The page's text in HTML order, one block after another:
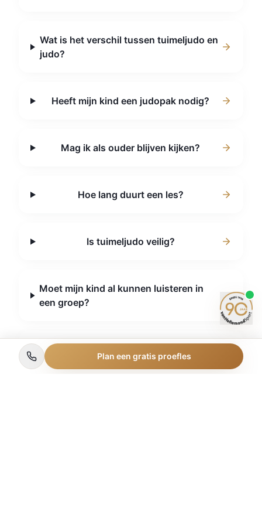
Wat is het verschil tussen tuimeljudo en
judo?
Heeft mijn kind een judopak nodig?
Mag ik als ouder blijven kijken?
Hoe lang duurt een les?
Is tuimeljudo veilig?
Moet mijn kind al kunnen luisteren in
een groep?
Plan een gratis proefles